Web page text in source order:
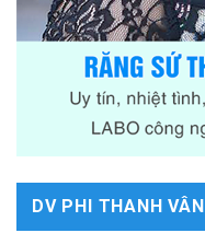
DV PHI THANH VÂN